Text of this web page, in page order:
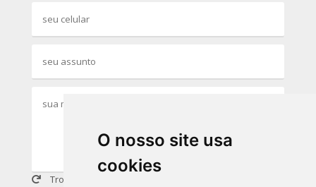
O nosso site usa
cookies
Trocar imagem